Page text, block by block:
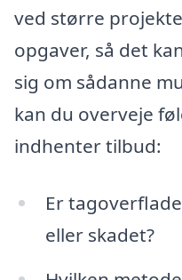
ved større
opgaver, så det
sig om sådanne
kan du overveje
indhenter tilbud:
Er
eller skadet?